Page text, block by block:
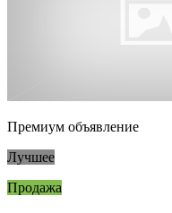
Премиум объявление
Лучшее
Продажа